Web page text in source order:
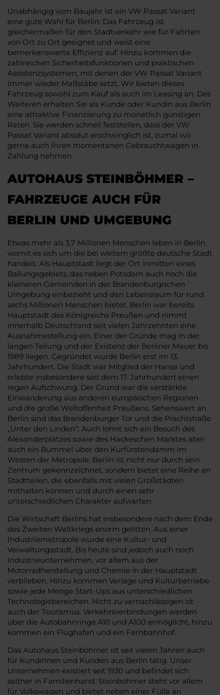
Unabhängig vom Baujahr ist ein VW Passat Variant
eine gute Wahl für Berlin. Das Fahrzeug ist
gleichermaßen für den Stadtverkehr wie für Fahrten
von Ort zu Ort geeignet und weist eine
bemerkenswerte Effizienz auf. Hinzu kommen die
zahlreichen Sicherheitsfunktionen und praktischen
Assistenzsystemen, mit denen der VW Passat Variant
immer wieder Maßstäbe setzt. Wir bieten dieses
Fahrzeug sowohl zum Kauf als auch im Leasing an. Des
Weiteren erhalten Sie als Kunde oder Kundin aus Berlin
eine attraktive Finanzierung zu monatlich günstigen
Raten. Sie werden schnell feststellen, dass der VW
Passat Variant absolut erschwinglich ist, zumal wir
gerne auch Ihren momentanen Gebrauchtwagen in
Zahlung nehmen.
AUTOHAUS STEINBÖHMER –
FAHRZEUGE AUCH FÜR
BERLIN UND UMGEBUNG
Etwas mehr als 3,7 Millionen Menschen leben in Berlin,
womit es sich um die bei weitem größte deutsche Stadt
handelt. Als Hauptstadt liegt der Ort inmitten eines
Ballungsgebiets, das neben Potsdam auch noch die
kleineren Gemeinden in der Brandenburgischen
Umgebung einbezieht und den Lebensraum für rund
sechs Millionen Menschen bietet. Berlin war bereits
Hauptstadt des Königreichs Preußen und nimmt
innerhalb Deutschland seit vielen Jahrzehnten eine
Ausnahmestellung ein. Einer der Gründe mag in der
langen Teilung und der Existenz der Berliner Mauer bis
1989 liegen. Gegründet wurde Berlin erst im 13.
Jahrhundert. Die Stadt war Mitglied der Hanse und
erlebte insbesondere seit dem 17. Jahrhundert einen
regen Aufschwung. Der Grund war die verstärkte
Einwanderung aus anderen europäischen Regionen
und die große Weltoffenheit Preußens. Sehenswert an
Berlin sind das Brandenburger Tor und die Prachtstraße
„Unter den Linden“. Auch lohnt sich ein Besuch des
Alexanderplatzes sowie des Hackeschen Marktes aber
auch ein Bummel über den Kurfürstendamm im
Westen der Metropole. Berlin ist nicht nur durch sein
Zentrum gekennzeichnet, sondern bietet eine Reihe an
Stadtteilen, die ebenfalls mit vielen Großstädten
mithalten können und durch einen sehr
unterschiedlichen Charakter aufwarten.
Die Wirtschaft Berlins hat insbesondere nach dem Ende
des Zweiten Weltkriegs enorm gelitten. Aus einer
Industriemetropole wurde eine Kultur- und
Verwaltungsstadt. Bis heute sind jedoch auch noch
Industrieunternehmen, vor allem aus der
Motorradherstellung und Chemie in der Hauptstadt
verblieben. Hinzu kommen Verlage und Kulturbetriebe
sowie jede Menge Start-Ups aus unterschiedlichen
Technologiebereichen. Nicht zu vernachlässigen ist
auch der Tourismus. Verkehrsverbindungen werden
über die Autobahnringe A10 und A100 ermöglicht, hinzu
kommen ein Flughafen und ein Fernbahnhof.
Das Autohaus Steinböhmer ist seit vielen Jahren auch
für Kundinnen und Kunden aus Berlin tätig. Unser
Unternehmen existiert seit 1930 und befindet sich
seither in Familienhand. Steinböhmer steht vor allem
für Volkswagen und bietet neben einer Fülle an